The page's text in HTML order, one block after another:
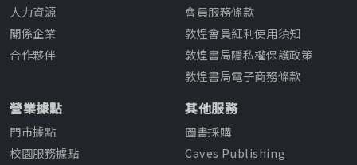
人力資源
關係企業
合作夥伴
會員服務條款
敦煌會員紅利使用須知
敦煌書局隱私權保護政策
敦煌書局電子商務條款
營業據點
門市據點
校園服務據點
其他服務
圖書採購
Caves Publishing